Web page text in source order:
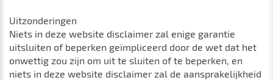
Uitzonderingen
Niets in deze website disclaimer zal enige garantie
uitsluiten of beperken geïmpliceerd door de wet dat het
onwettig zou zijn om uit te sluiten of te beperken, en
niets in deze website disclaimer zal de aansprakelijkheid